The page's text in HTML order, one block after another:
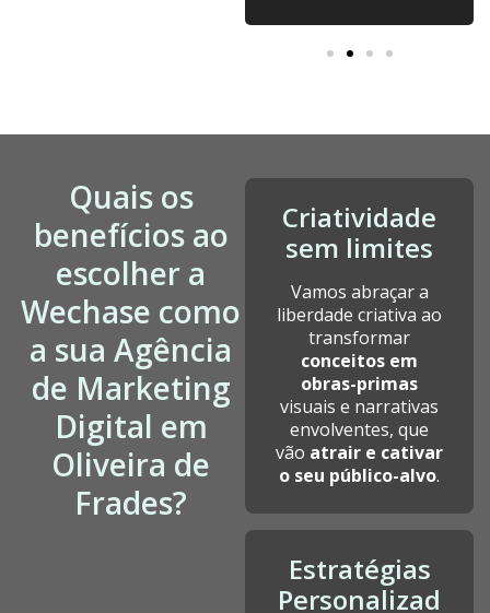
Quais os
benefícios ao
escolher a
Wechase como
a sua Agência
de Marketing
Digital em
Oliveira de
Frades?
Criatividade
sem limites
Vamos abraçar a
liberdade criativa ao
transformar
conceitos em
obras-primas
visuais e narrativas
envolventes, que
vão atrair e cativar
o seu público-alvo.
Estratégias
Personalizad